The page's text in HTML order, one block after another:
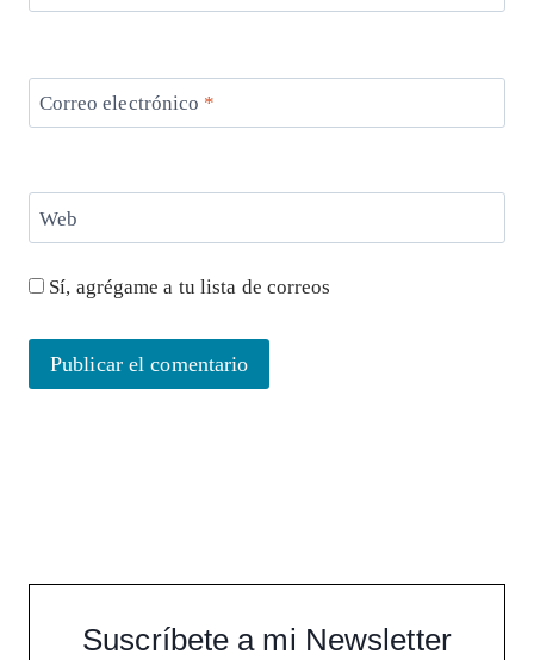
Correo electrónico *
Web
Sí, agrégame a tu lista de correos
Suscríbete a mi Newsletter